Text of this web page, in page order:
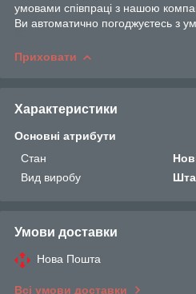
умовами співпраці з нашою
Ви автоматично погоджуєтесь з
Приховати
Характеристики
Основні атрибути
Стан
Вид виробу
Умови доставки
Нова Пошта
Всі умови доставки